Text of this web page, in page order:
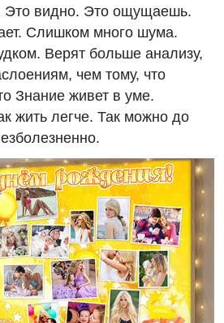
Это видно. Это ощущаешь.
Слишком много шума.
Верят больше анализу,
чем тому, что
Знание живет в уме.
жить легче. Так можно до